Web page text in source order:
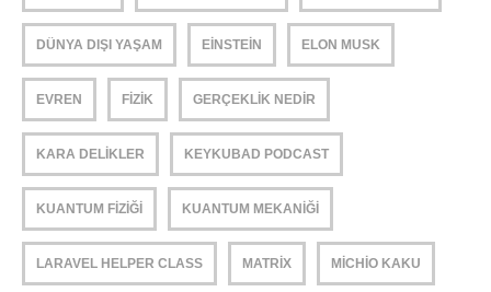
DÜNYA DIŞI YAŞAM EINSTEIN ELON MUSK
EVREN FIZIK GERÇEKLIK NEDIR
KARA DELIKLER KEYKUBAD PODCAST
KUANTUM FIZIĞI KUANTUM MEKANIĞI
LARAVEL HELPER CLASS MATRIX MICHIO KAKU